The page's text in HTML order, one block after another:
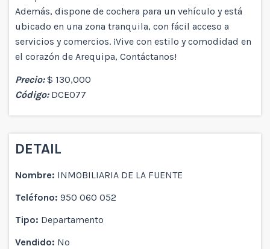
Además, dispone de cochera para un vehículo y está
ubicado en una zona tranquila, con fácil acceso a
servicios y comercios. ¡Vive con estilo y comodidad en
el corazón de Arequipa, Contáctanos!
Precio:$ 130,000
Código:DCE077
DETAIL
Nombre: INMOBILIARIA DE LA FUENTE
Teléfono: 950 060 052
Tipo: Departamento
Vendido: No